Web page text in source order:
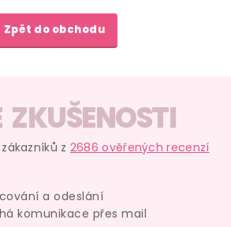
Zpět do obchodu
ZKUŠENOSTI
z 2686 ověřených recenzí
a odeslání
komunikace přes mail